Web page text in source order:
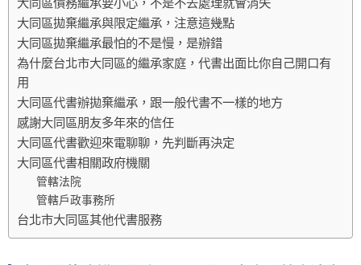
大同區拋棄繼承與限定繼承，注意這幾點
大同區拋棄繼承最怕的不是慢，是辦錯
為什麼台北市大同區的繼承家庭，代書出面比你自己開口有
用
大同區代書辦拋棄繼承，跟一般代書不一樣的地方
感謝大同區朋友多年來的信任
大同區代書歡迎來電聊聊，先判斷再決定
大同區代書相關政府機關
管轄法院
管轄戶政事務所
台北市大同區其他代書服務